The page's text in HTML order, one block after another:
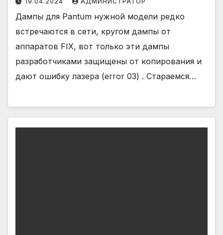
Дампы для Pantum нужной модели редко
встречаются в сети, кругом дампы от
аппаратов FIX, вот только эти дампы
разработчиками защищены от копирования и
дают ошибку лазера (error 03) . Стараемся…